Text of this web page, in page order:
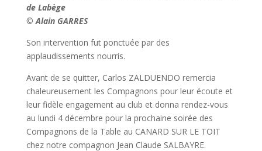
de Labège
© Alain GARRES
Son intervention fut ponctuée par des
applaudissements nourris.
Avant de se quitter, Carlos ZALDUENDO remercia
chaleureusement les Compagnons pour leur écoute et
leur fidèle engagement au club et donna rendez-vous
au lundi 4 décembre pour la prochaine soirée des
Compagnons de la Table au CANARD SUR LE TOIT
chez notre compagnon Jean Claude SALBAYRE.